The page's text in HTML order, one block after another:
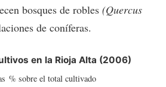
bosques de robles (Quercus
de coníferas.
en la Rioja Alta (2006)
% sobre el total cultivado